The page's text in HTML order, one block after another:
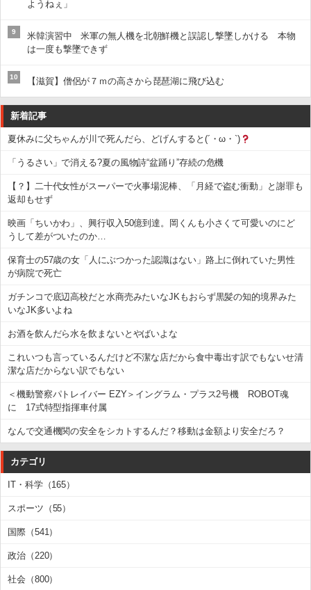
ようねぇ」
9
米韓演習中 米軍の無人機を北朝鮮機と誤認し撃墜しかける 本物
は一度も撃墜できず
10 【滋賀】僧侶が７ｍの高さから琵琶湖に飛び込む
新着記事
夏休みに父ちゃんが川で死んだら、どげんすると(´・ω・`)
「うるさい」で消える?夏の風物詩“盆踊り”存続の危機
【？】二十代女性がスーパーで火事場泥棒、「月経で盗む衝動」と謝罪も
返却もせず
映画「ちいかわ」、興行収入50億到達。岡くんも小さくて可愛いのにど
うして差がついたのか…
保育士の57歳の女「人にぶつかった認識はない」路上に倒れていた男性
が病院で死亡
ガチンコで底辺高校だと水商売みたいなJKもおらず黒髪の知的境界みた
いなJK多いよね
お酒を飲んだら水を飲まないとやばいよな
これいつも言っているんだけど不潔な店だから食中毒出す訳でもないせ清
潔な店だからない訳でもない
＜機動警察パトレイバー EZY＞イングラム・プラス2号機 ROBOT魂
に 17式特型指揮車付属
なんで交通機関の安全をシカトするんだ？移動は金額より安全だろ？
カテゴリ
IT・科学（165）
スポーツ（55）
国際（541）
政治（220）
社会（800）